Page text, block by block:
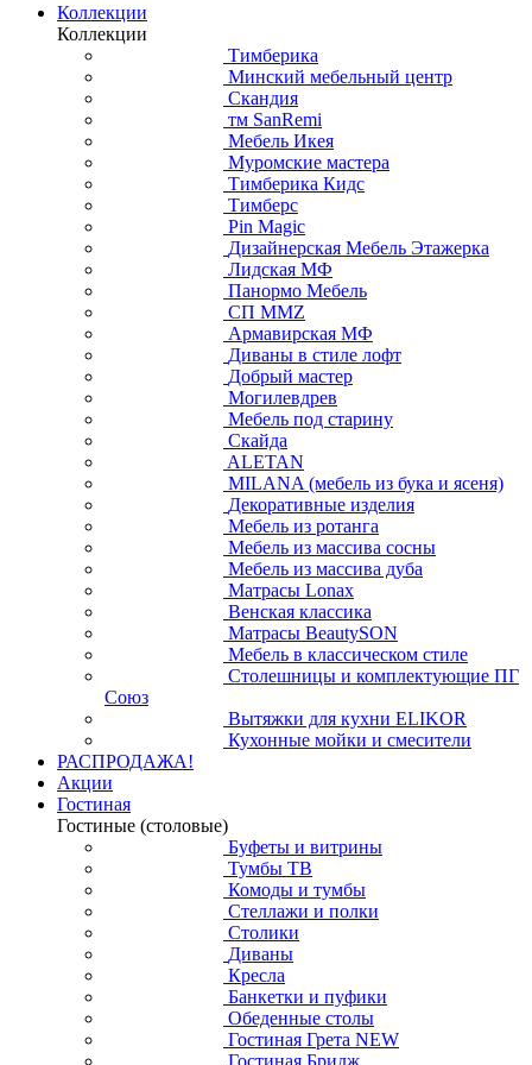
Коллекции
Коллекции
Тимберика
Минский мебельный центр
Скандия
тм SanRemi
Мебель Икея
Муромские мастера
Тимберика Кидс
Тимберс
Pin Magic
Дизайнерская Мебель Этажерка
Лидская МФ
Панормо Мебель
СП ММZ
Армавирская МФ
Диваны в стиле лофт
Добрый мастер
Могилевдрев
Мебель под старину
Скайда
ALETAN
MILANA (мебель из бука и ясеня)
Декоративные изделия
Мебель из ротанга
Мебель из массива сосны
Мебель из массива дуба
Матрасы Lonax
Венская классика
Матрасы BeautySON
Мебель в классическом стиле
Столешницы и комплектующие ПГ
Союз
Вытяжки для кухни ELIKOR
Кухонные мойки и смесители
РАСПРОДАЖА!
Акции
Гостиная
Гостиные (столовые)
Буфеты и витрины
Тумбы ТВ
Комоды и тумбы
Стеллажи и полки
Столики
Диваны
Кресла
Банкетки и пуфики
Обеденные столы
Гостиная Грета NEW
Гостиная Бридж